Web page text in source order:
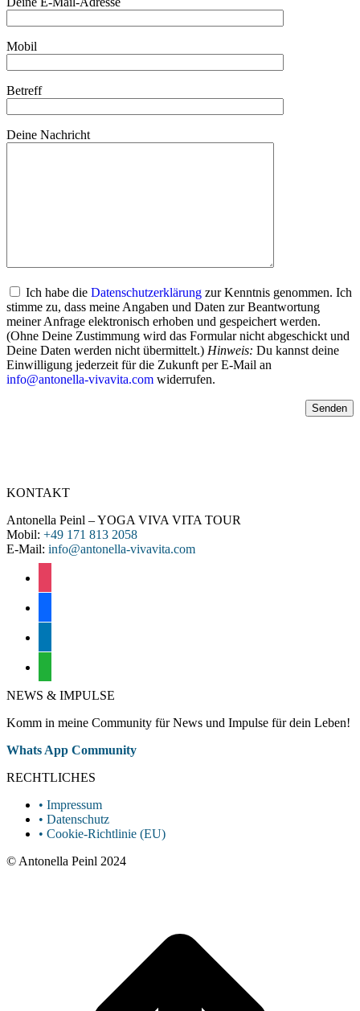
Mobil
Betreff
Deine Nachricht
Ich habe die Datenschutzerklärung zur Kenntnis genommen. Ich
stimme zu, dass meine Angaben und Daten zur Beantwortung
meiner Anfrage elektronisch erhoben und gespeichert werden.
(Ohne Deine Zustimmung wird das Formular nicht abgeschickt und
Deine Daten werden nicht übermittelt.) Hinweis: Du kannst deine
Einwilligung jederzeit für die Zukunft per E-Mail an
info@antonella-vivavita.com widerrufen.
KONTAKT
Antonella Peinl – YOGA VIVA VITA TOUR
Mobil: +49 171 813 2058
E-Mail: info@antonella-vivavita.com
NEWS & IMPULSE
Komm in meine Community für News und Impulse für dein Leben!
Whatsapp
opens
new
window
Whats App Community
RECHTLICHES
• Impressum
• Datenschutz
• Cookie-Richtlinie (EU)
© Antonella Peinl 2024